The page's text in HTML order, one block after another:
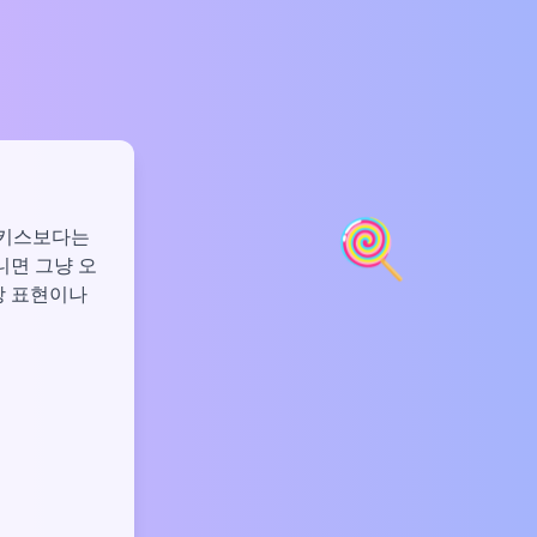
🍭
스보다는
면 그냥 오
표현이나